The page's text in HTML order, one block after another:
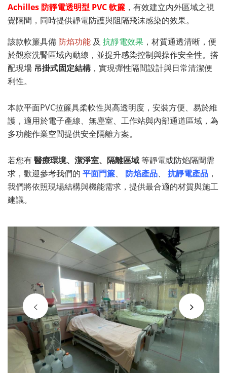
Achilles 防靜電透明型 PVC 軟簾 ，有效建立內外區域之視
覺隔間，同時提供靜電防護與阻隔飛沫感染的效果。
該款軟簾具備 防焰功能 及 抗靜電效果 ，材質通透清晰，便
於觀察洗腎區域內動線，並提升感染控制與操作安全性。搭
配現場 吊掛式固定結構 ，實現彈性隔間設計與日常清潔便
利性。
本款平面PVC拉簾具柔軟性與高透明度，安裝方便、易於維
護，適用於電子產線、無塵室、工作站與內部通道區域，為
多功能作業空間提供安全隔離方案。
若您有醫療環境、潔淨室、隔離區域等靜電或防焰隔間需
求，歡迎參考我們的 平面門簾、 防焰產品、 抗靜電產品 ，
我們將依照現場結構與機能需求，提供最合適的材質與施工
建議。